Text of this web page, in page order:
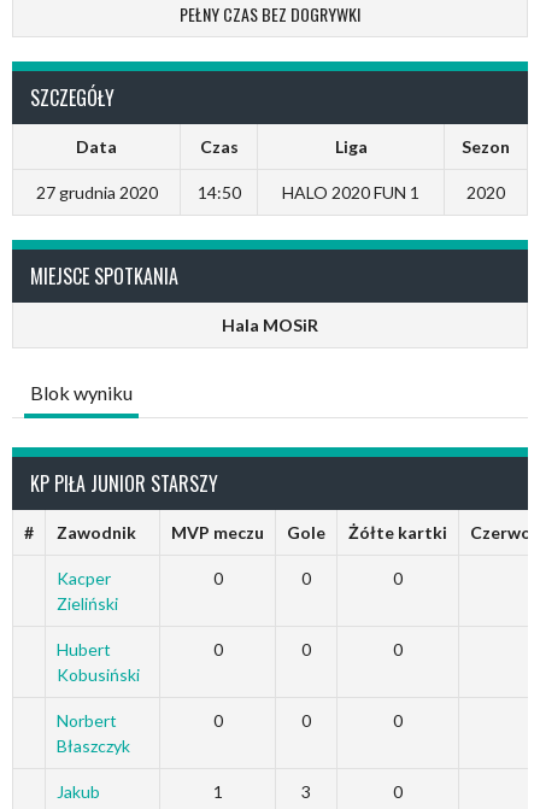
PEŁNY CZAS BEZ DOGRYWKI
SZCZEGÓŁY
Data Czas Liga Sezon
27 grudnia 2020 14:50 HALO 2020 FUN 1 2020
MIEJSCE SPOTKANIA
Hala MOSiR
Blok wyniku
KP PIŁA JUNIOR STARSZY
# Zawodnik MVP meczu Gole Żółte kartki
Kacper
Zieliński
0 0 0
Hubert
Kobusiński
0 0 0
Norbert
Błaszczyk
0 0 0
Jakub
1 3 0